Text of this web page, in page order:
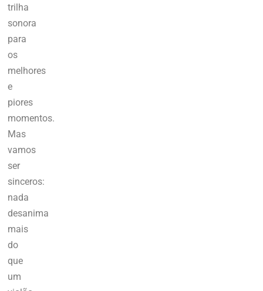
trilha
sonora
para
os
melhores
e
piores
momentos.
Mas
vamos
ser
sinceros:
nada
desanima
mais
do
que
um